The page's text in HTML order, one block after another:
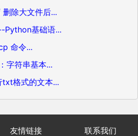
除大文件后...
Python基础语...
命令...
字符串基本...
格式的文本...
友情链接
联系我们